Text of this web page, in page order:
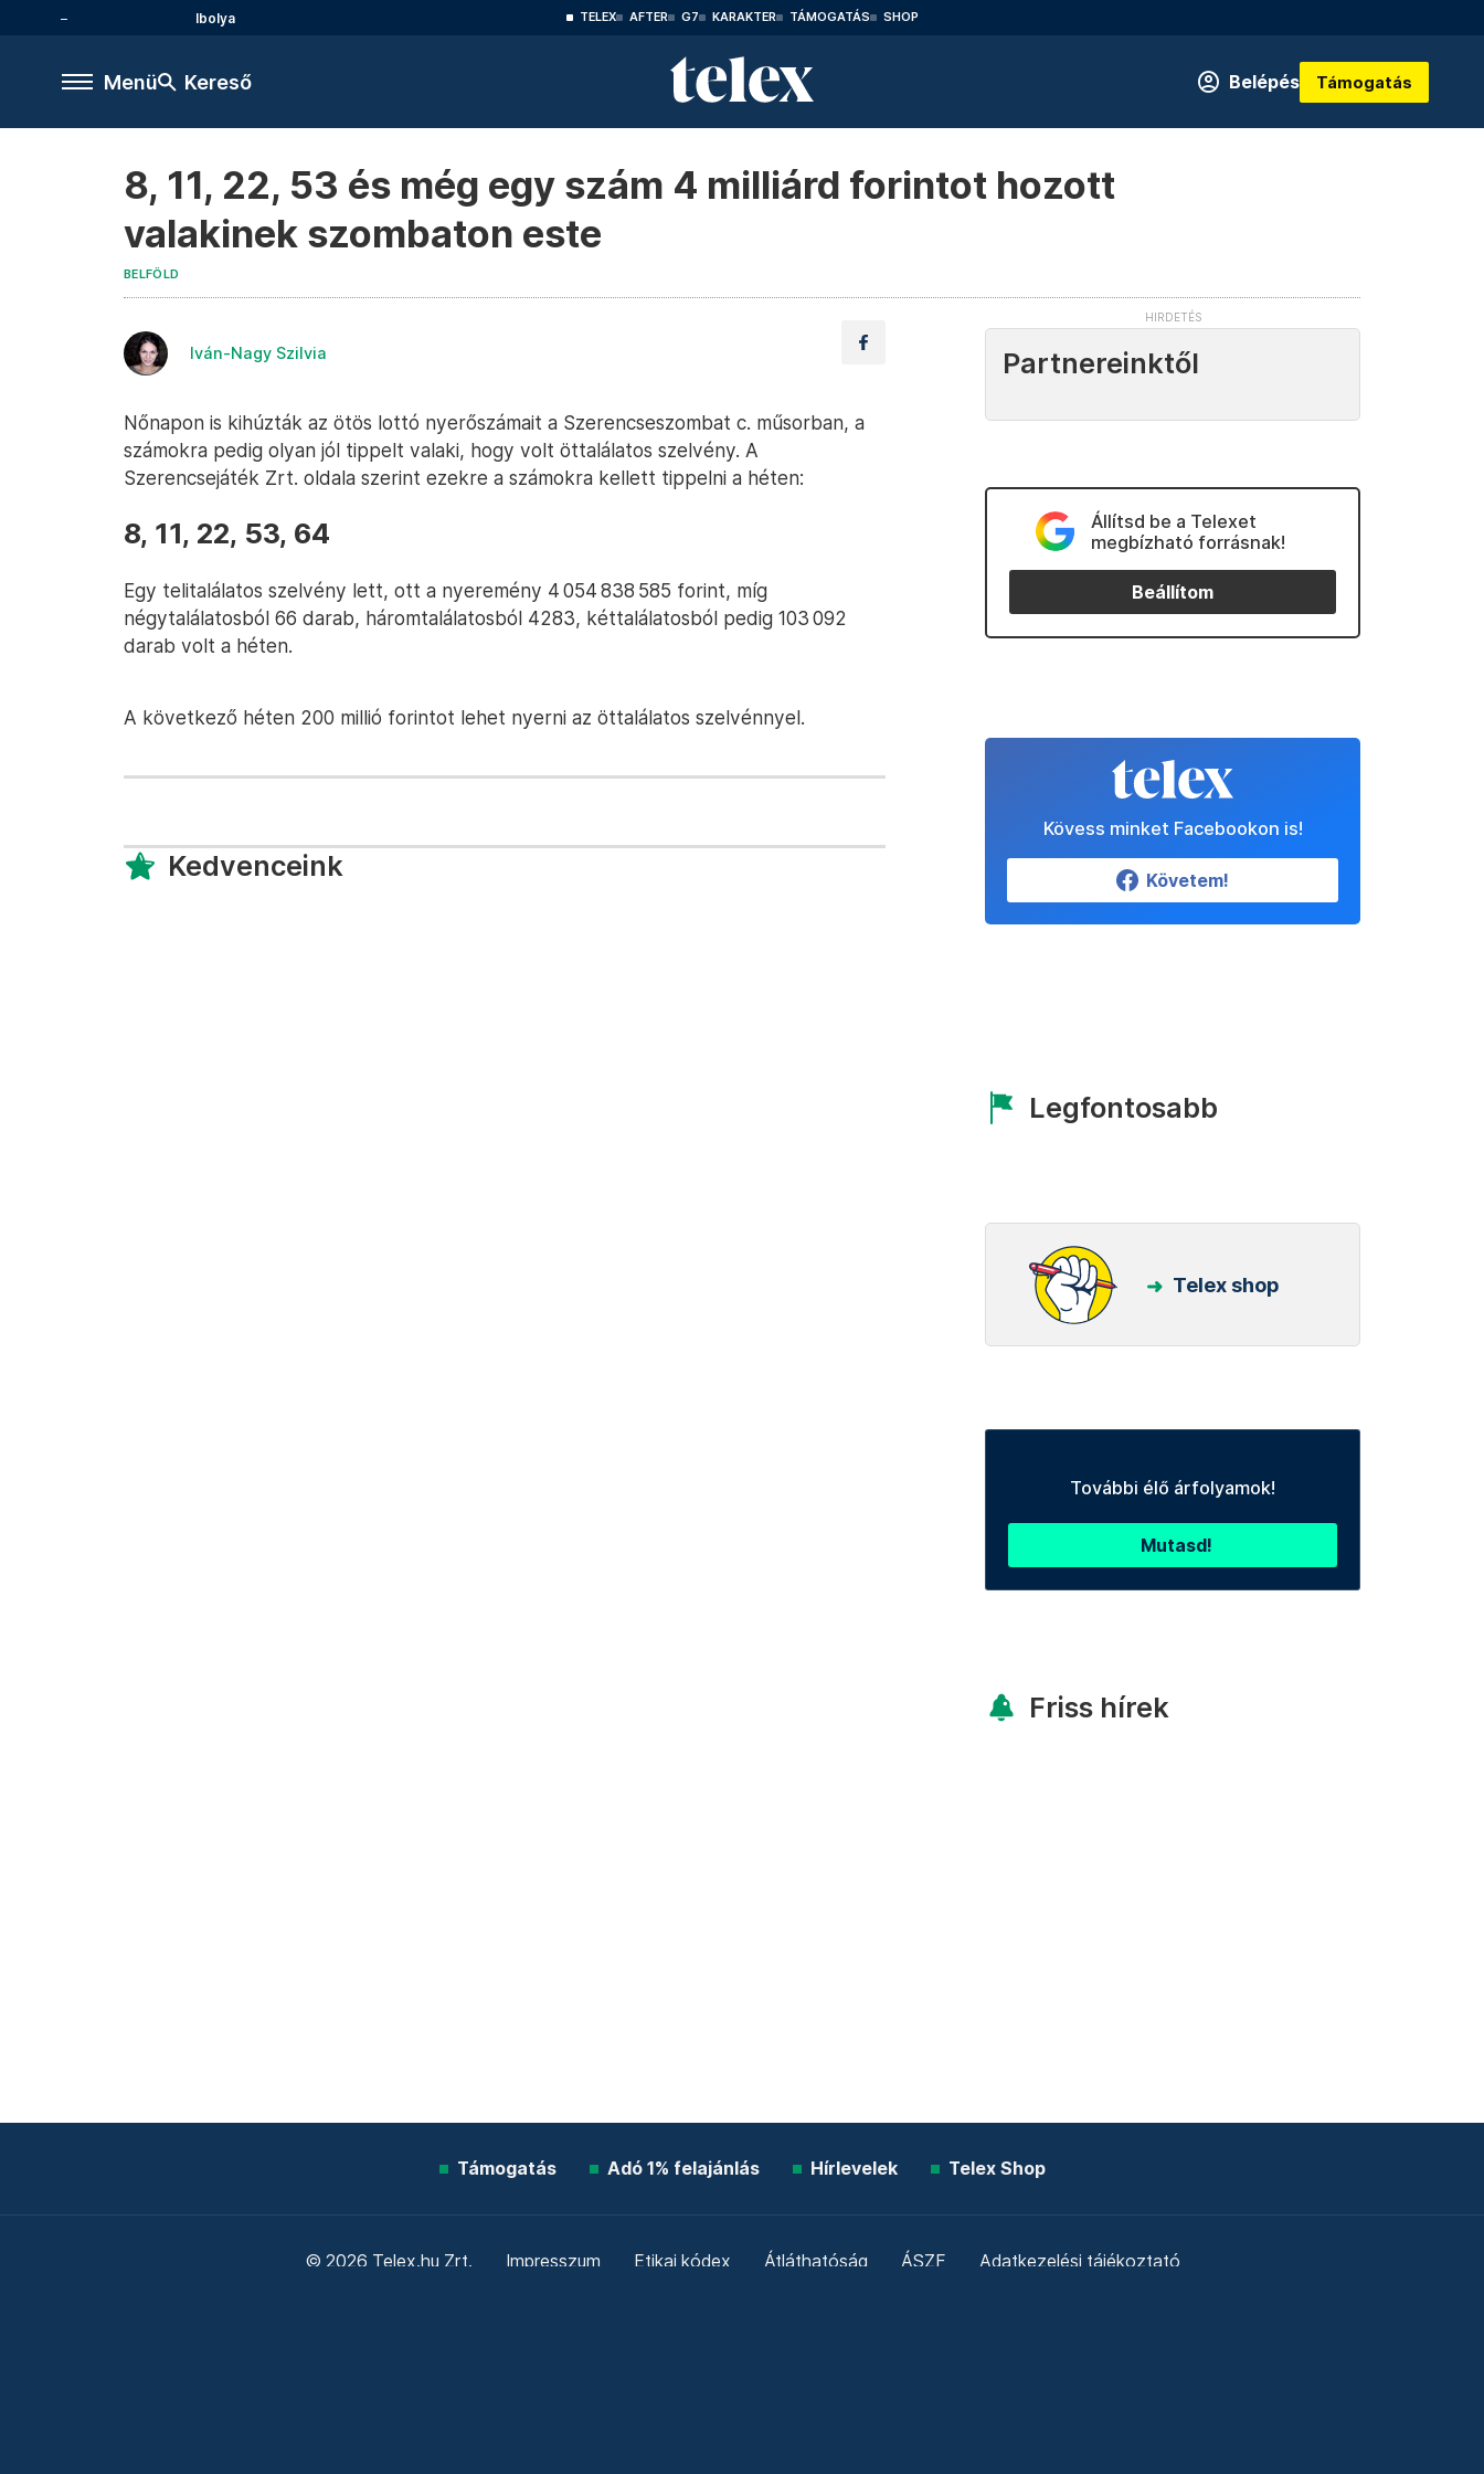
Ibolya TELEX AFTER G7 KARAKTER TÁMOGATÁS SHOP
Menü Kereső Belépés Támogatás
8, 11, 22, 53 és még egy szám 4 milliárd forintot hozott
valakinek szombaton este
BELFÖLD
Iván-Nagy Szilvia
Nőnapon is kihúzták az ötös lottó nyerőszámait a Szerencseszombat c. műsorban, a
számokra pedig olyan jól tippelt valaki, hogy volt öttalálatos szelvény. A
Szerencsejáték Zrt. oldala szerint ezekre a számokra kellett tippelni a héten:
8, 11, 22, 53, 64
Egy telitalálatos szelvény lett, ott a nyeremény 4 054 838 585 forint, míg
négytalálatosból 66 darab, háromtalálatosból 4283, kéttalálatosból pedig 103 092
darab volt a héten.
A következő héten 200 millió forintot lehet nyerni az öttalálatos szelvénnyel.
Kedvenceink
Partnereinktől
Állítsd be a Telexet
megbízható forrásnak!
Beállítom
Kövess minket Facebookon is!
Követem!
Legfontosabb
Telex shop
További élő árfolyamok!
Mutasd!
Friss hírek
Támogatás Adó 1% felajánlás Hírlevelek Telex Shop
© 2026 Telex.hu Zrt. Impresszum Etikai kódex Átláthatóság ÁSZF Adatkezelési tájékoztató